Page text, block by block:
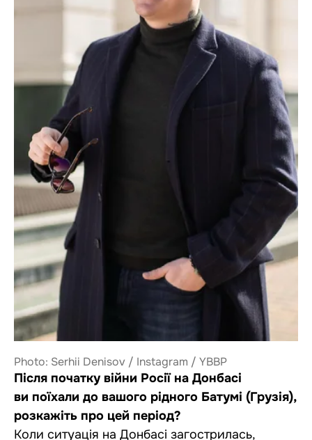
Photo: Serhii Denisov / Instagram / YBBP
Після початку війни Росії на Донбасі
ви поїхали до вашого рідного Батумі (Грузія),
розкажіть про цей період?
Коли ситуація на Донбасі загострилась,